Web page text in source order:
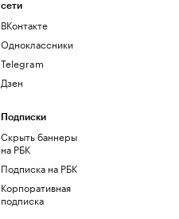
сети
ВКонтакте
Одноклассники
Telegram
Дзен
Подписки
Скрыть баннеры
на РБК
Подписка на РБК
Корпоративная
подписка